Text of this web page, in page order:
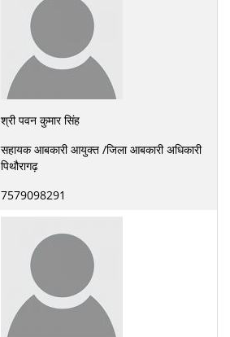
श्री पवन कुमार सिंह
सहायक आबकारी आयुक्त /जिला आबकारी अधिकारी
पिथौरागढ़
7579098291